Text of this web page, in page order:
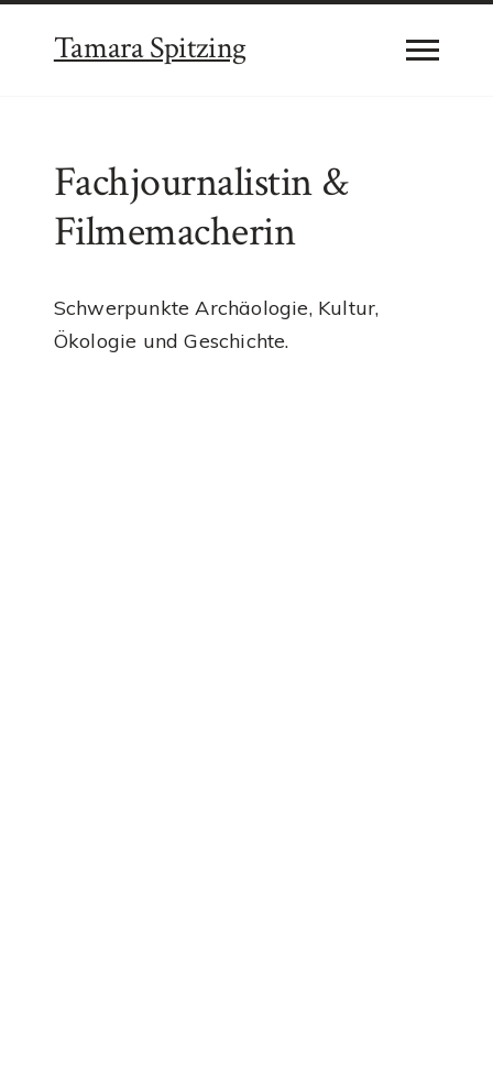
Tamara Spitzing
Fachjournalistin &
Filmemacherin
Schwerpunkte Archäologie, Kultur,
Ökologie und Geschichte.